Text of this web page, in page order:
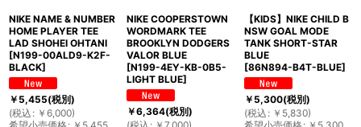
NIKE NAME & NUMBER
HOME PLAYER TEE
LAD SHOHEI OHTANI
[N199-00ALD9-K2F-
BLACK]
￥5,455(税別)
(税込 : ￥ 6,000)
NIKE COOPERSTOWN
WORDMARK TEE
BROOKLYN DODGERS
VALOR BLUE
[N199-4EY-KB-0B5-
LIGHT BLUE]
￥6,364(税別)
【KIDS】NIKE CHILD B
NSW GOAL MODE
TANK SHORT-STAR
BLUE
[86N894-B4T-BLUE]
￥5,300(税別)
(税込 : ￥ 5,830)